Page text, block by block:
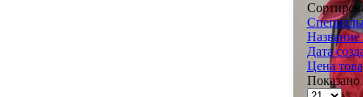
Название
Дата
Цена
Показано